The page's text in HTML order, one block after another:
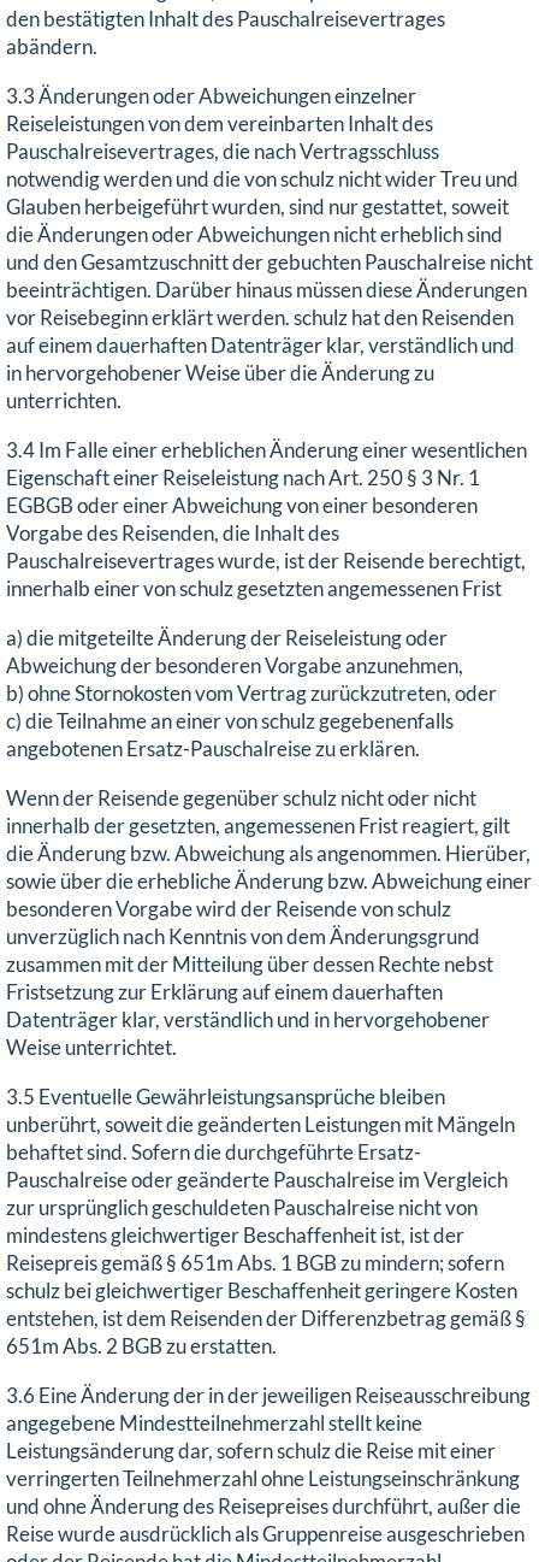
den bestätigten Inhalt des Pauschalreisevertrages
abändern.
3.3 Änderungen oder Abweichungen einzelner
Reiseleistungen von dem vereinbarten Inhalt des
Pauschalreisevertrages, die nach Vertragsschluss
notwendig werden und die von schulz nicht wider Treu und
Glauben herbeigeführt wurden, sind nur gestattet, soweit
die Änderungen oder Abweichungen nicht erheblich sind
und den Gesamtzuschnitt der gebuchten Pauschalreise nicht
beeinträchtigen. Darüber hinaus müssen diese Änderungen
vor Reisebeginn erklärt werden. schulz hat den Reisenden
auf einem dauerhaften Datenträger klar, verständlich und
in hervorgehobener Weise über die Änderung zu
unterrichten.
3.4 Im Falle einer erheblichen Änderung einer wesentlichen
Eigenschaft einer Reiseleistung nach Art. 250 § 3 Nr. 1
EGBGB oder einer Abweichung von einer besonderen
Vorgabe des Reisenden, die Inhalt des
Pauschalreisevertrages wurde, ist der Reisende berechtigt,
innerhalb einer von schulz gesetzten angemessenen Frist
a) die mitgeteilte Änderung der Reiseleistung oder
Abweichung der besonderen Vorgabe anzunehmen,
b) ohne Stornokosten vom Vertrag zurückzutreten, oder
c) die Teilnahme an einer von schulz gegebenenfalls
angebotenen Ersatz-Pauschalreise zu erklären.
Wenn der Reisende gegenüber schulz nicht oder nicht
innerhalb der gesetzten, angemessenen Frist reagiert, gilt
die Änderung bzw. Abweichung als angenommen. Hierüber,
sowie über die erhebliche Änderung bzw. Abweichung einer
besonderen Vorgabe wird der Reisende von schulz
unverzüglich nach Kenntnis von dem Änderungsgrund
zusammen mit der Mitteilung über dessen Rechte nebst
Fristsetzung zur Erklärung auf einem dauerhaften
Datenträger klar, verständlich und in hervorgehobener
Weise unterrichtet.
3.5 Eventuelle Gewährleistungsansprüche bleiben
unberührt, soweit die geänderten Leistungen mit Mängeln
behaftet sind. Sofern die durchgeführte Ersatz-
Pauschalreise oder geänderte Pauschalreise im Vergleich
zur ursprünglich geschuldeten Pauschalreise nicht von
mindestens gleichwertiger Beschaffenheit ist, ist der
Reisepreis gemäß § 651m Abs. 1 BGB zu mindern; sofern
schulz bei gleichwertiger Beschaffenheit geringere Kosten
entstehen, ist dem Reisenden der Differenzbetrag gemäß §
651m Abs. 2 BGB zu erstatten.
3.6 Eine Änderung der in der jeweiligen Reiseausschreibung
angegebene Mindestteilnehmerzahl stellt keine
Leistungsänderung dar, sofern schulz die Reise mit einer
verringerten Teilnehmerzahl ohne Leistungseinschränkung
und ohne Änderung des Reisepreises durchführt, außer die
Reise wurde ausdrücklich als Gruppenreise ausgeschrieben